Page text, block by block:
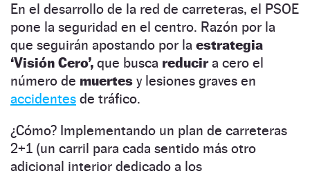
En el desarrollo de la red de carreteras, el PSOE
pone la seguridad en el centro. Razón por la
que seguirán apostando por la estrategia
‘Visión Cero’, que busca reducira cero el
número de muertes y lesiones graves en
accidentes de tráfico.
¿Cómo? Implementando un plan de carreteras
2+1 (un carril para cada sentido más otro
adicional interior dedicado a los